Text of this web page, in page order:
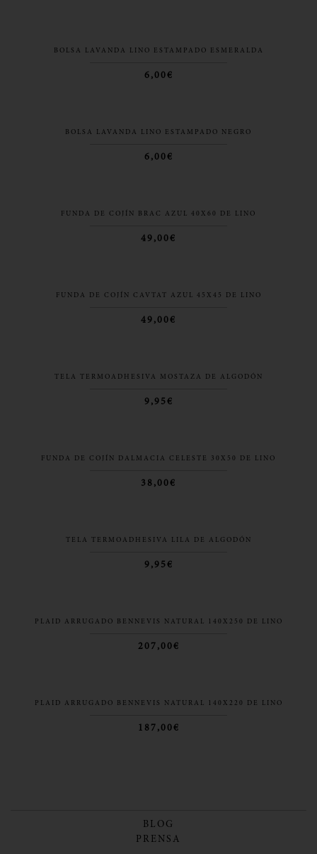
BOLSA LAVANDA LINO ESTAMPADO ESMERALDA
6,00€
BOLSA LAVANDA LINO ESTAMPADO NEGRO
6,00€
FUNDA DE COJÍN BRAC AZUL 40X60 DE LINO
49,00€
FUNDA DE COJÍN CAVTAT AZUL 45X45 DE LINO
49,00€
TELA TERMOADHESIVA MOSTAZA DE ALGODÓN
9,95€
FUNDA DE COJÍN DALMACIA CELESTE 30X50 DE LINO
38,00€
TELA TERMOADHESIVA LILA DE ALGODÓN
9,95€
PLAID ARRUGADO BENNEVIS NATURAL 140X250 DE LINO
207,00€
PLAID ARRUGADO BENNEVIS NATURAL 140X220 DE LINO
187,00€
BLOG
PRENSA